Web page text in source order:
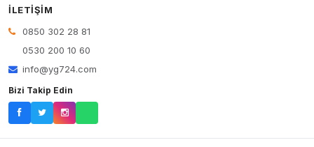
İLETIŞIM
0850 302 28 81
0530 200 10 60
info@yg724.com
Bizi Takip Edin